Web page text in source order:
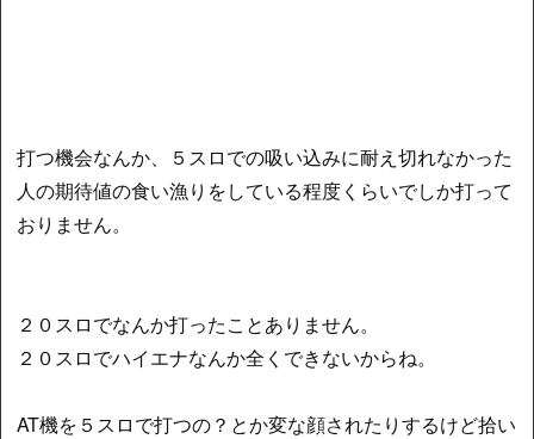
打つ機会なんか、５スロでの吸い込みに耐え切れなかった
人の期待値の食い漁りをしている程度くらいでしか打って
おりません。
２０スロでなんか打ったことありません。
２０スロでハイエナなんか全くできないからね。
AT機を５スロで打つの？とか変な顔されたりするけど拾い